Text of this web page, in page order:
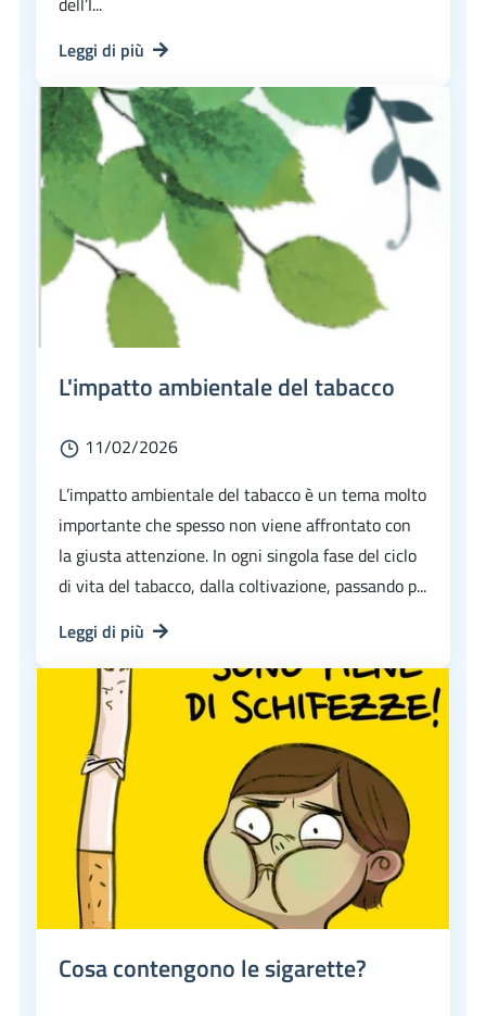
Leggi di più
L'impatto ambientale del tabacco
11/02/2026
L’impatto ambientale del tabacco è un tema molto
importante che spesso non viene affrontato con
la giusta attenzione. In ogni singola fase del ciclo
di vita del tabacco, dalla coltivazione, passando p...
Leggi di più
Cosa contengono le sigarette?